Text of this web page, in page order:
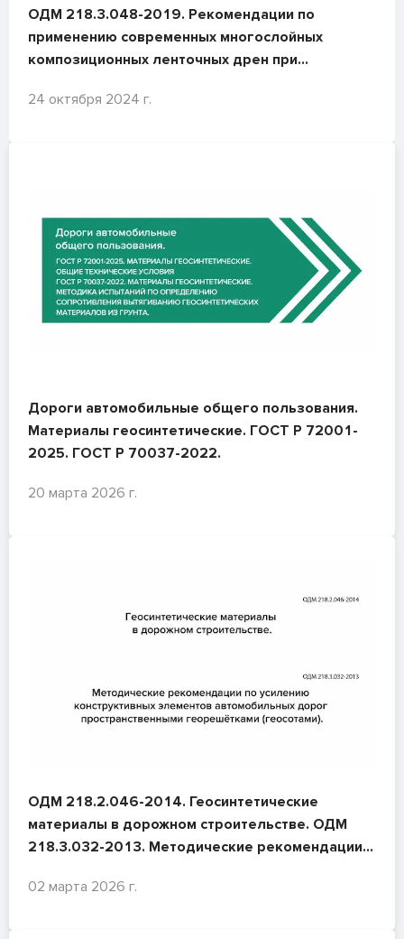
ОДМ 218.3.048-2019. Рекомендации по
применению современных многослойных
композиционных ленточных дрен при
24 октября 2024 г.
Дороги автомобильные общего пользования.
Материалы геосинтетические. ГОСТ Р 72001-
2025. ГОСТ Р 70037-2022.
20 марта 2026 г.
ОДМ 218.2.046-2014. Геосинтетические
материалы в дорожном строительстве. ОДМ
218.3.032-2013. Методические рекомендации
автомобильных дорог пространственными
02 марта 2026 г.